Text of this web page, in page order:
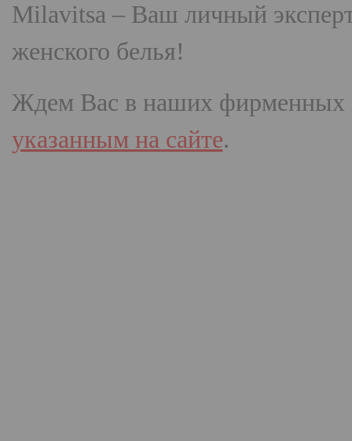
Milavitsa – Ваш личный
женского белья!
Ждем Вас в наших фирменных
указанным на сайте.